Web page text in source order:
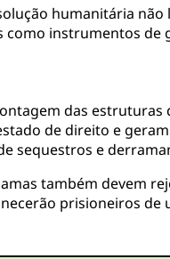
humanitária não
como instrumentos de
das
de direito e
sequestros e
também devem
prisioneiros